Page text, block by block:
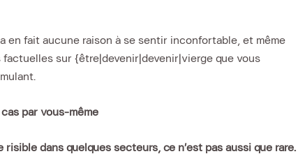
en fait aucune raison à se sentir inconfortable, et même
factuelles sur {être|devenir|devenir|vierge que vous
par vous-même
risible dans quelques secteurs, ce n’est pas aussi que rare.